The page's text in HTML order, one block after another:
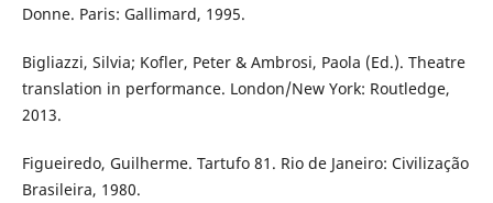
Donne. Paris: Gallimard, 1995.
Bigliazzi, Silvia; Kofler, Peter & Ambrosi, Paola (Ed.). Theatre
translation in performance. London/New York: Routledge,
2013.
Figueiredo, Guilherme. Tartufo 81. Rio de Janeiro: Civilização
Brasileira, 1980.